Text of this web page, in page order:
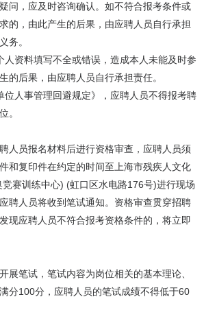
问，应及时咨询确认。如不符合报考条件或
的，由此产生的后果，由应聘人员自行承担
务。
资料填写不全或错误，造成本人未能及时参
的后果，由应聘人员自行承担责任。
人事管理回避规定》，应聘人员不得报考聘
。
员报名材料后进行资格审查，应聘人员须
和复印件在约定的时间至上海市残疾人文化
赛训练中心) (虹口区水电路176号)进行现场
聘人员将收到笔试通知。资格审查贯穿招聘
现应聘人员不符合报考资格条件的，将立即
笔试，笔试内容为岗位相关的基本理论、
分100分，应聘人员的笔试成绩不得低于60